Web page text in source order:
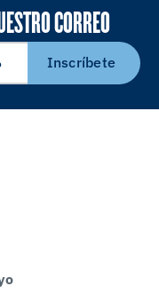
CORREO
Inscríbete